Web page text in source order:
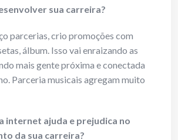
sua carreira?
parcerias, crio promoções com
álbum. Isso vai enraizando as
mais gente próxima e conectada
Parceria musicais agregam muito
internet ajuda e prejudica no
da sua carreira?